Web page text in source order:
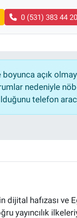
0 (531) 383 44 20
açık
nedeniyle
telefon
dijital hafızası
yayıncılık